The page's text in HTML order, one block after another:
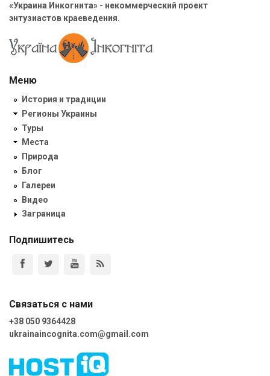
«Украина Инкогнита» - некоммерческий проект
энтузиастов краеведения.
Меню
История и традиции
Регионы Украины
Туры
Места
Природа
Блог
Галереи
Видео
Заграница
Подпишитесь
Связаться с нами
+38 050 9364428
ukrainaincognita.com@gmail.com